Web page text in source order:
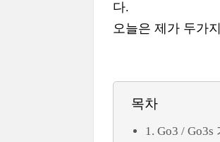
다.
오늘은 제가 두가
목차
1. Go3 / Go3s